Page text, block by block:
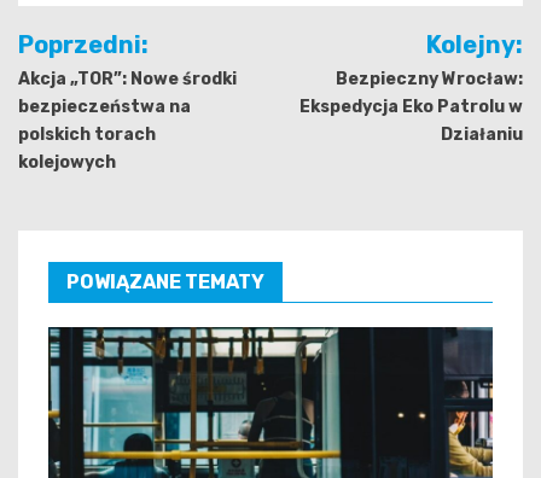
Nawigacja
wpisu
Poprzedni:
Akcja „TOR”: Nowe środki
bezpieczeństwa na
polskich torach
kolejowych
Kolejny:
Bezpieczny Wrocław:
Ekspedycja Eko Patrolu w
Działaniu
POWIĄZANE TEMATY